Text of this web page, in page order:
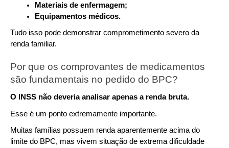
Materiais de enfermagem;
Equipamentos médicos.
Tudo isso pode demonstrar comprometimento severo da
renda familiar.
Por que os comprovantes de medicamentos
são fundamentais no pedido do BPC?
O INSS não deveria analisar apenas a renda bruta.
Esse é um ponto extremamente importante.
Muitas famílias possuem renda aparentemente acima do
limite do BPC, mas vivem situação de extrema dificuldade